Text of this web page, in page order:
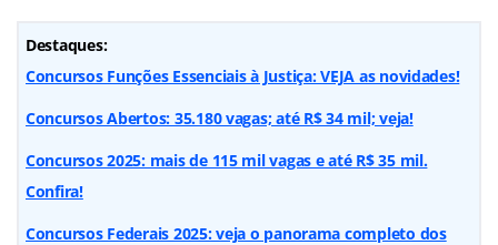
Destaques:
Concursos Funções Essenciais à Justiça: VEJA as novidades!
Concursos Abertos: 35.180 vagas; até R$ 34 mil; veja!
Concursos 2025: mais de 115 mil vagas e até R$ 35 mil.
Confira!
Concursos Federais 2025: veja o panorama completo dos